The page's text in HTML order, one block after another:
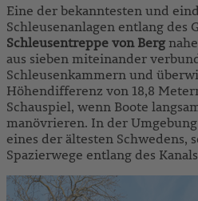
Eine der bekanntesten und
Schleusenanlagen entlang des
Schleusentreppe von Berg
aus sieben miteinander
Schleusenkammern und
Höhendifferenz von 18,8
Schauspiel, wenn Boote
manövrieren. In der
eines der ältesten Schwedens,
Spazierwege entlang des